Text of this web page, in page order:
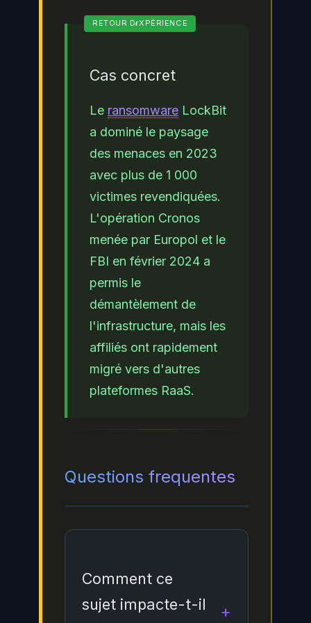
Cas concret
Le ransomware LockBit
a dominé le paysage
des menaces en 2023
avec plus de 1 000
victimes revendiquées.
L'opération Cronos
menée par Europol et le
FBI en février 2024 a
permis le
démantèlement de
l'infrastructure, mais les
affiliés ont rapidement
migré vers d'autres
plateformes RaaS.
Questions frequentes
Comment ce
sujet impacte-t-il